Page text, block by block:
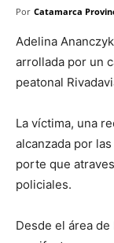
Por Catamarca
Adelina
arrollada por un
peatonal
La víctima, una
alcanzada por
porte que
policiales.
Desde el área